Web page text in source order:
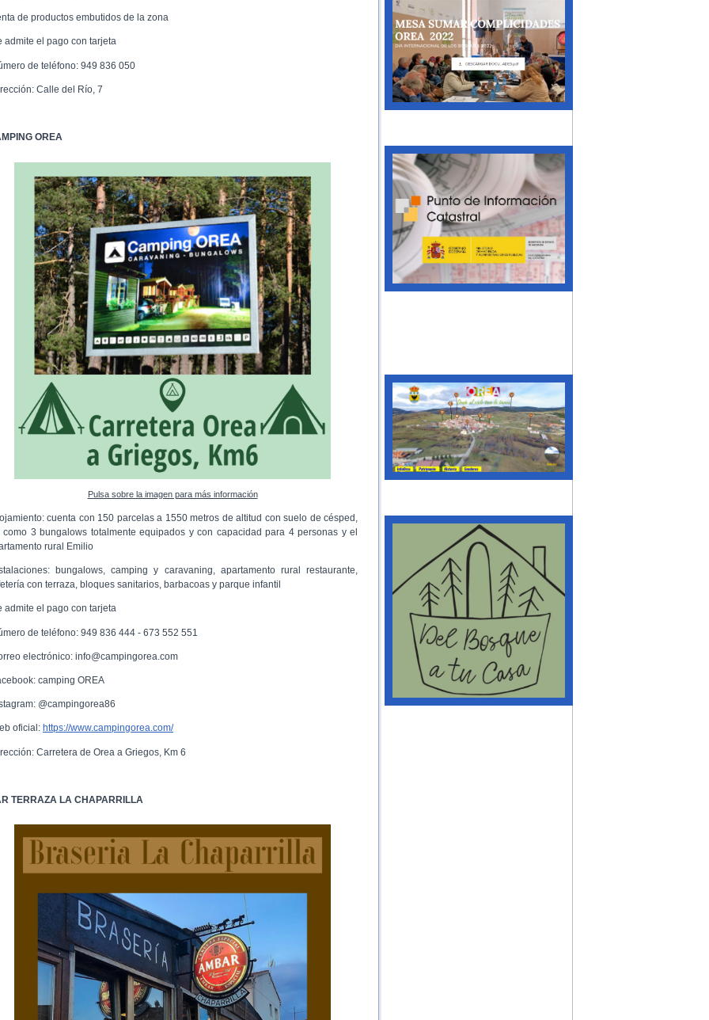
de productos embutidos de la zona
admite el pago con tarjeta
de teléfono: 949 836 050
Calle del Río, 7
OREA
Pulsa sobre la imagen para más información
cuenta con 150 parcelas a 1550 metros de altitud con suelo de césped,
como 3 bungalows totalmente equipados y con capacidad para 4 personas y el
rural Emilio
bungalows, camping y caravaning, apartamento rural restaurante,
con terraza, bloques sanitarios, barbacoas y parque infantil
admite el pago con tarjeta
de teléfono: 949 836 444 - 673 552 551
electrónico: info@campingorea.com
camping OREA
@campingorea86
oficial: https://www.campingorea.com/
Carretera de Orea a Griegos, Km 6
TERRAZA LA CHAPARRILLA